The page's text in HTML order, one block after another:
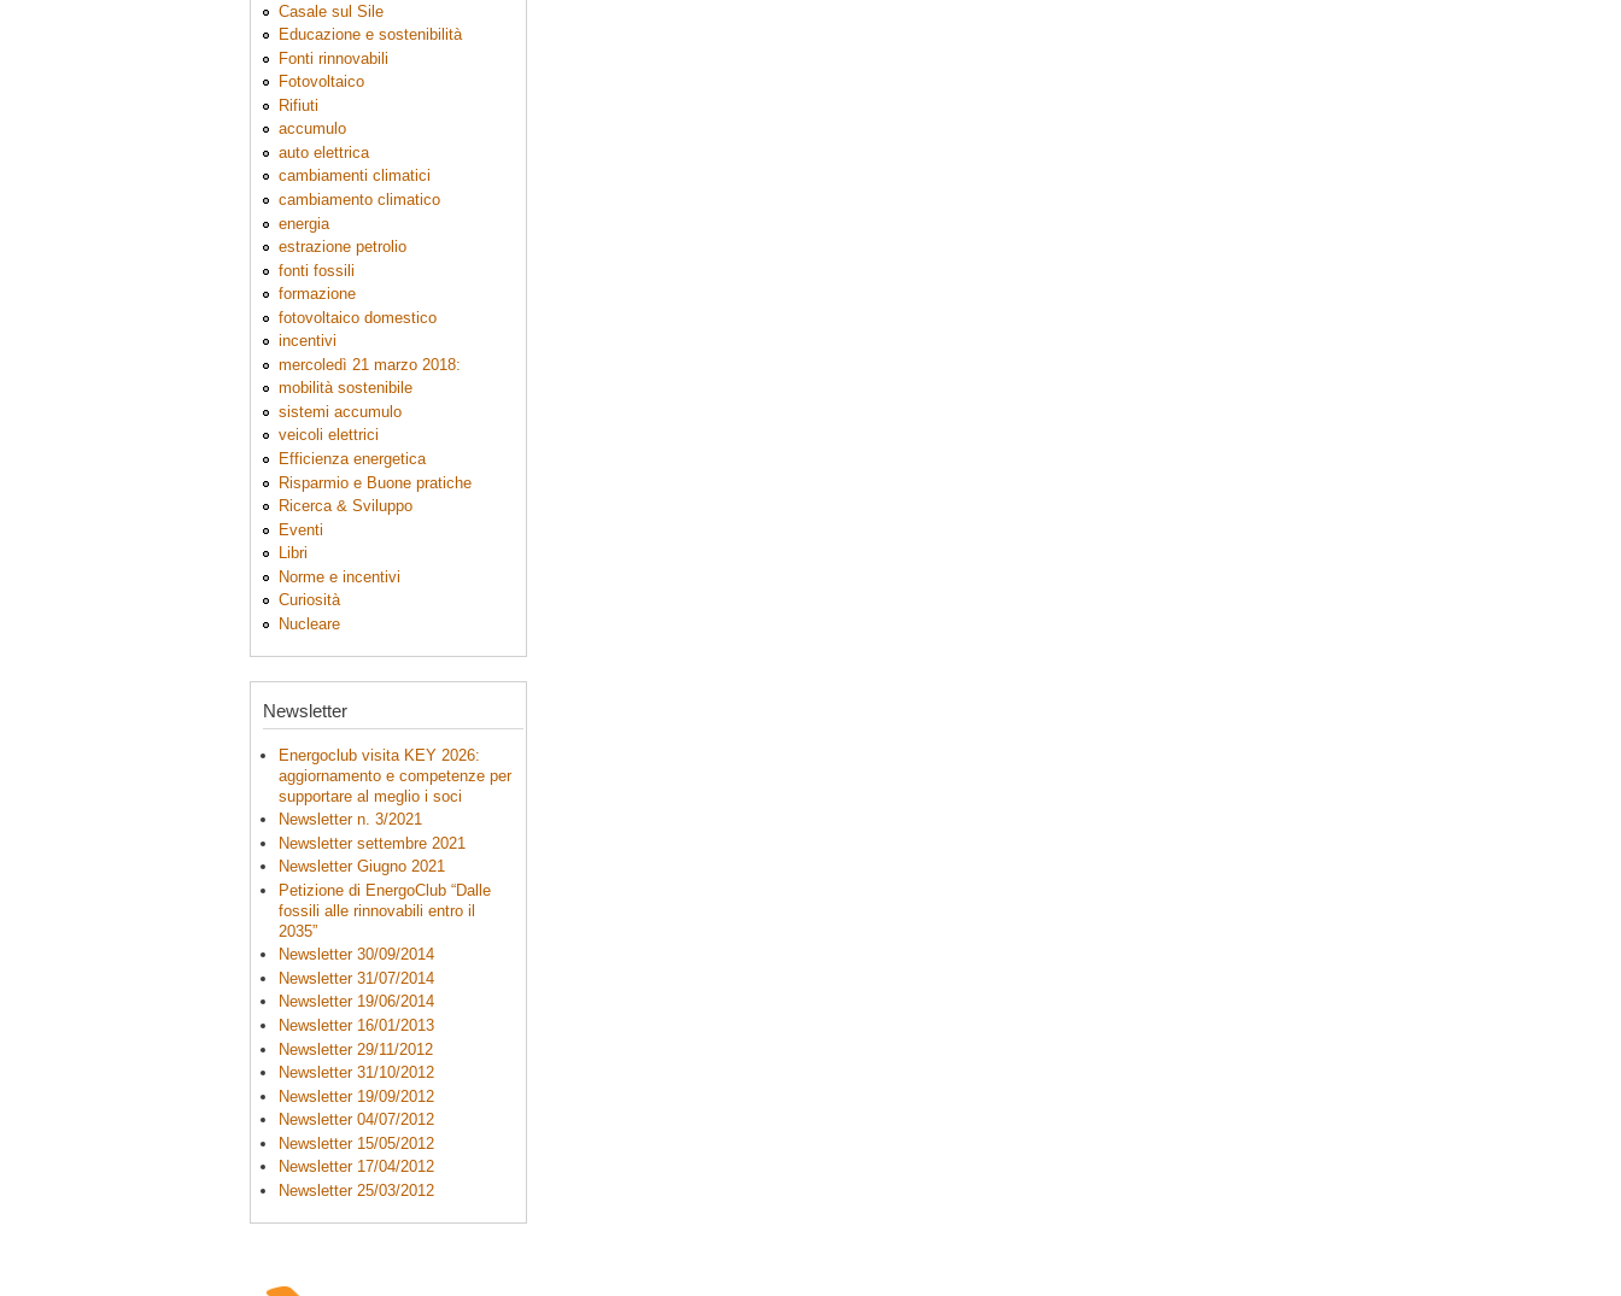
Casale sul Sile
Educazione e sostenibilità
Fonti rinnovabili
Fotovoltaico
Rifiuti
accumulo
auto elettrica
cambiamenti climatici
cambiamento climatico
energia
estrazione petrolio
fonti fossili
formazione
fotovoltaico domestico
incentivi
mercoledì 21 marzo 2018:
mobilità sostenibile
sistemi accumulo
veicoli elettrici
Efficienza energetica
Risparmio e Buone pratiche
Ricerca & Sviluppo
Eventi
Libri
Norme e incentivi
Curiosità
Nucleare
Newsletter
Energoclub visita KEY 2026:
aggiornamento e competenze per
supportare al meglio i soci
Newsletter n. 3/2021
Newsletter settembre 2021
Newsletter Giugno 2021
Petizione di EnergoClub “Dalle
fossili alle rinnovabili entro il
2035”
Newsletter 30/09/2014
Newsletter 31/07/2014
Newsletter 19/06/2014
Newsletter 16/01/2013
Newsletter 29/11/2012
Newsletter 31/10/2012
Newsletter 19/09/2012
Newsletter 04/07/2012
Newsletter 15/05/2012
Newsletter 17/04/2012
Newsletter 25/03/2012